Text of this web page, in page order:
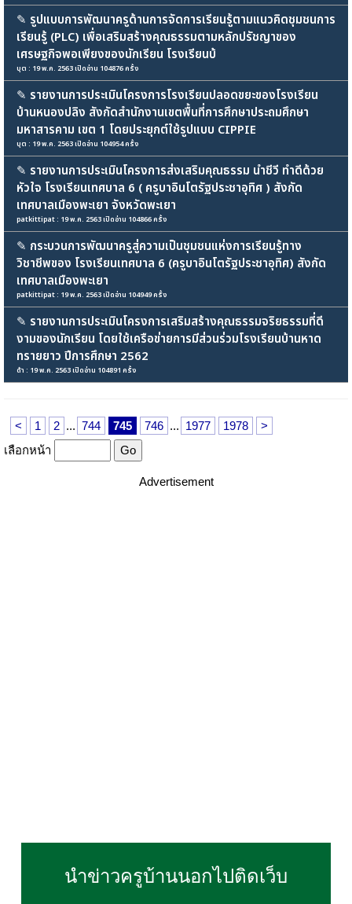
✎ รูปแบบการพัฒนาครูด้านการจัดการเรียนรู้ตามแนวคิดชุมชนการ
เรียนรู้ (PLC) เพื่อเสริมสร้างคุณธรรมตามหลักปรัชญาของ
เศรษฐกิจพอเพียงของนักเรียน โรงเรียนบ้
บุต : 19 พ.ค. 2563 เปิดอ่าน 104876 ครั้ง
✎ รายงานการประเมินโครงการโรงเรียนปลอดขยะของโรงเรียน
บ้านหนองปลิง สังกัดสำนักงานเขตพื้นที่การศึกษาประถมศึกษา
มหาสารคาม เขต 1 โดยประยุกต์ใช้รูปแบบ CIPPIE
บุต : 19 พ.ค. 2563 เปิดอ่าน 104954 ครั้ง
✎ รายงานการประเมินโครงการส่งเสริมคุณธรรม นำชีวี ทำดีด้วย
หัวใจ โรงเรียนเทศบาล 6 ( ครูบาอินโตรัฐประชาอุทิศ ) สังกัด
เทศบาลเมืองพะเยา จังหวัดพะเยา
patkittipat : 19 พ.ค. 2563 เปิดอ่าน 104866 ครั้ง
✎ กระบวนการพัฒนาครูสู่ความเป็นชุมชนแห่งการเรียนรู้ทาง
วิชาชีพของ โรงเรียนเทศบาล 6 (ครูบาอินโตรัฐประชาอุทิศ) สังกัด
เทศบาลเมืองพะเยา
patkittipat : 19 พ.ค. 2563 เปิดอ่าน 104949 ครั้ง
✎ รายงานการประเมินโครงการเสริมสร้างคุณธรรมจริยธรรมที่ดี
งามของนักเรียน โดยใช้เครือข่ายการมีส่วนร่วมโรงเรียนบ้านหาด
ทรายยาว ปีการศึกษา 2562
ด้า : 19 พ.ค. 2563 เปิดอ่าน 104891 ครั้ง
< 1 2 ... 744 745 746 ... 1977 1978
>
เลือกหน้า
Advertisement
นำข่าวครูบ้านนอกไปติดเว็บ